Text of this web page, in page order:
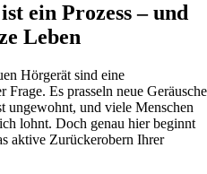
ein Prozess – und
Leben
Hörgerät sind eine
Frage. Es prasseln neue Geräusche
ungewohnt, und viele Menschen
lohnt. Doch genau hier beginnt
aktive Zurückerobern Ihrer